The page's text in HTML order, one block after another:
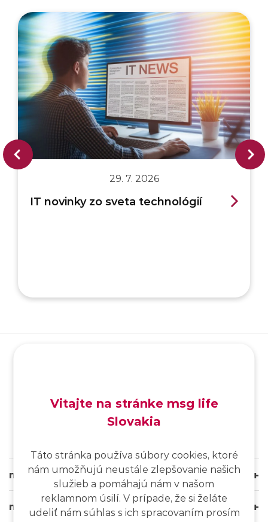
29. 7. 2026
IT novinky zo sveta technológií
SK /EN/DE
msg life Slovakia
msg life Group
Vitajte na stránke msg life
Slovakia
Táto stránka používa súbory cookies, ktoré
nám umožňujú neustále zlepšovanie našich
služieb a pomáhajú nám v našom
reklamnom úsilí. V prípade, že si želáte
udeliť nám súhlas s ich spracovaním prosím